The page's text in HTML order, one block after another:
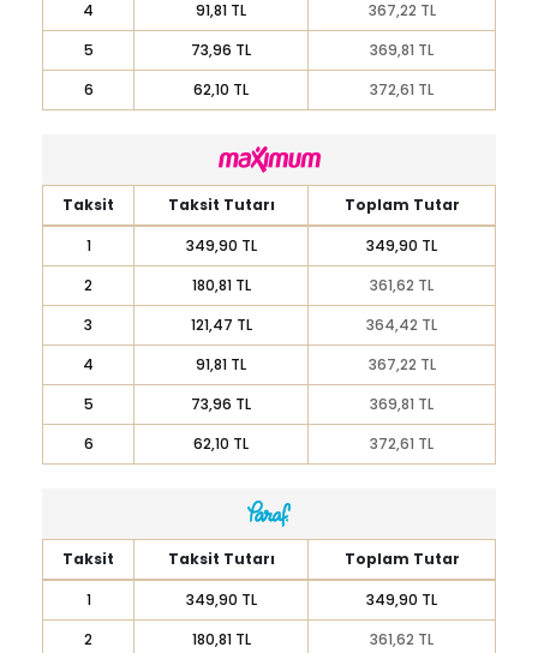
4
91,81 TL
367,22 TL
5
73,96 TL
369,81 TL
6
62,10 TL 372,61 TL
Taksit Taksit Tutarı
Toplam Tutar
1
349,90 TL
349,90 TL
2
180,81 TL
361,62 TL
3
121,47 TL
364,42 TL
4
91,81 TL
367,22 TL
5
73,96 TL
369,81 TL
6
62,10 TL 372,61 TL
Taksit Taksit Tutarı
Toplam Tutar
1
349,90 TL
349,90 TL
2
180,81 TL
361,62 TL